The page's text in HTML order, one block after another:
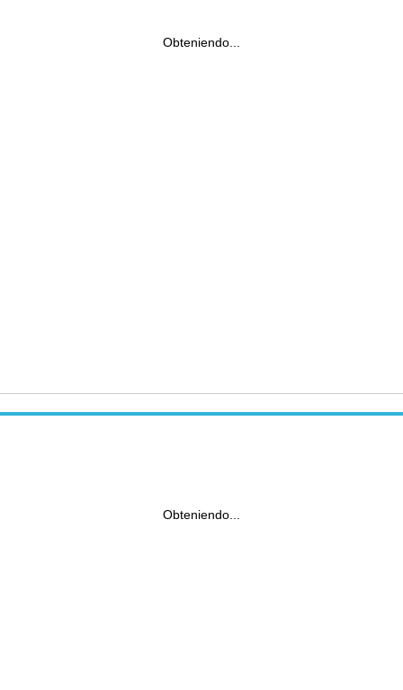
Obteniendo...
Obteniendo...